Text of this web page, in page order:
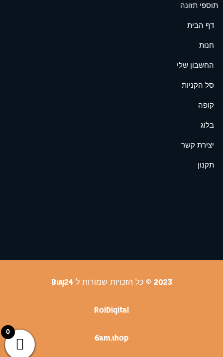
תוספי תזונה
דף הבית
חנות
החשבון שלי
סל הקניות
קופה
בלוג
יצירת קשר
תקנון
2023 © כל הזכויות שמורות ל Buy24
RoiDigital
6am.shop
0